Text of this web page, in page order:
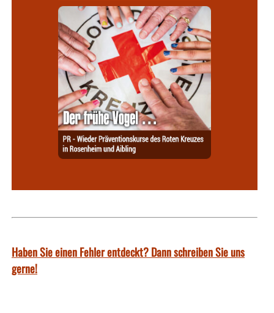
Haben Sie einen Fehler entdeckt? Dann schreiben Sie uns
gerne!